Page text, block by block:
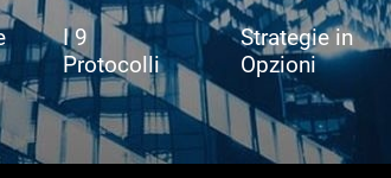
I 9
Protocolli
Strategie in
Opzioni